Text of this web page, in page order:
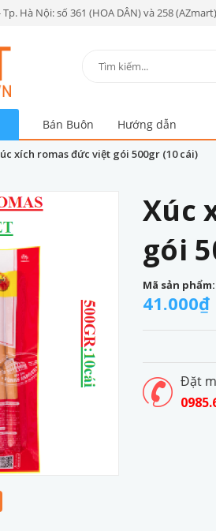
Hà Nội: số 361 (HOA DÂN) và 258 (AZmart)
Bán Buôn Hướng dẫn
xích romas đức việt gói 500gr (10 cái)
Xúc
gói
Mã sản phẩm:
41.000₫
Đặt